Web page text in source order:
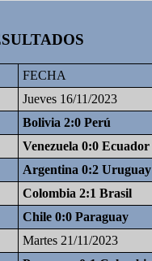
FECHA
Jueves 16/11/2023
Bolivia 2:0 Perú
Venezuela 0:0 Ecuador
Argentina 0:2 Uruguay
Colombia 2:1 Brasil
Chile 0:0 Paraguay
Martes 21/11/2023